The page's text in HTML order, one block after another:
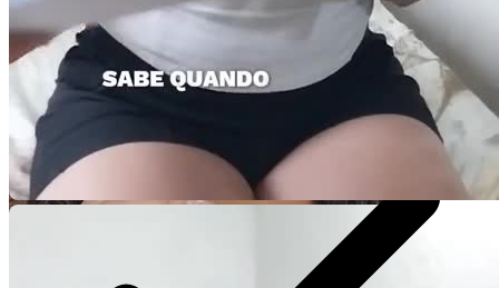
1 Vídeo de 30 segundos